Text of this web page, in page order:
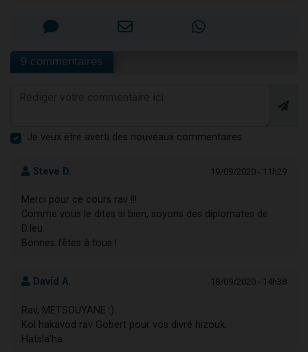
9 commentaires
Je veux être averti des nouveaux commentaires
Steve D. 19/09/2020 - 11h29
Merci pour ce cours rav !!!
Comme vous le dites si bien, soyons des diplomates de
D.Ieu
Bonnes fêtes à tous !
David A. 18/09/2020 - 14h38
Rav, METSOUYANE :)
Kol hakavod rav Gobert pour vos divré hizouk.
Hatsla'ha.